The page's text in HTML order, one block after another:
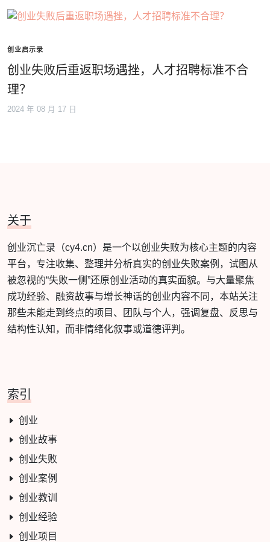
创业启示录
创业失败后重返职场遇挫，人才招聘标准不合
理？
2024 年 08 月 17 日
关于
创业沉亡录（cy4.cn）是一个以创业失败为核心主题的内容
平台，专注收集、整理并分析真实的创业失败案例，试图从
被忽视的“失败一侧”还原创业活动的真实面貌。与大量聚焦
成功经验、融资故事与增长神话的创业内容不同，本站关注
那些未能走到终点的项目、团队与个人，强调复盘、反思与
结构性认知，而非情绪化叙事或道德评判。
索引
创业
创业故事
创业失败
创业案例
创业教训
创业经验
创业项目